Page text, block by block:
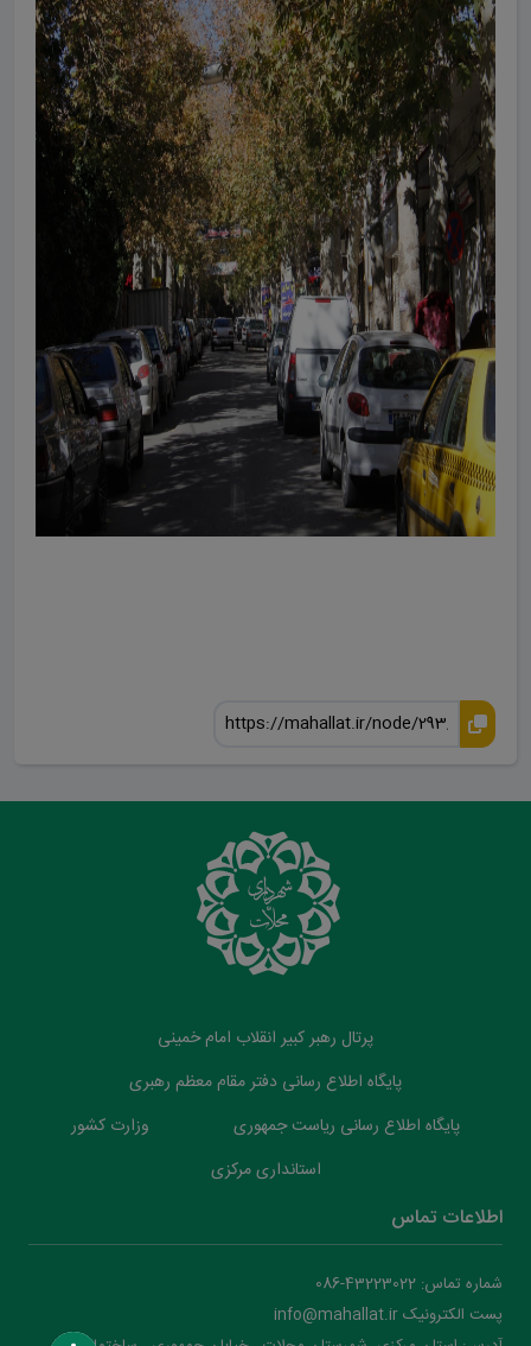
پرتال رهبر کبیر انقلاب امام خمینی
پایگاه اطلاع رسانی دفتر مقام معظم رهبری
پایگاه اطلاع رسانی ریاست جمهوری
وزارت کشور
استانداری مرکزی
اطلاعات تماس
شماره تماس: 43223022-086
پست الکترونیک info@mahallat.ir